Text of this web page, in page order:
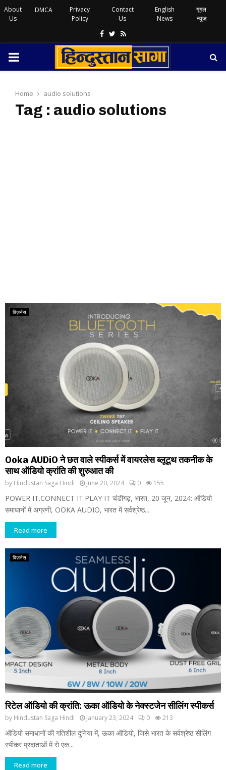
About
Us
DMCA
Privacy
Policy
Contact
Us
English
News
गूगल
न्यूज़
Facebook
Twitter
Rss
PRIMARY
Home audio solutions
Tag : audio solutions
बिज़नेस
Ooka AUDiO ने छत वाले स्पीकर्स में वायरलेस ब्लूटूथ तकनीक के
साथ ऑडियो क्रांति की शुरुआत की
by Hindustan Saga Hindi June 20, 2024 0 155
POWER IT.CONNECT IT.PLAY IT चंडीगढ़, भारत, 20 जून, 2024: ऑडियो
समाधानों में अग्रणी, OOKA AUDIO, भारत में सर्वश्रेष्ठ...
Read more
बिज़नेस
रिटेल ऑडियो की क्रांति: ऊका ऑडियो के नेक्स्टजेन सीलिंग स्पीकर्स
by Hindustan Saga Hindi January 23, 2024 0 213
ऑडियो समाधानों की गतिशील दुनिया में, ऊका ऑडियो, जिसे भारत के सर्वश्रेष्ठ सीलिंग
स्पीकर प्रदाताओं में से एक...
Read more